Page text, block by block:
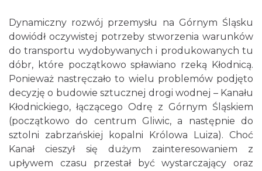
Dynamiczny rozwój przemysłu na Górnym Śląsku
dowiódł oczywistej potrzeby stworzenia warunków
do transportu wydobywanych i produkowanych tu
dóbr, które początkowo spławiano rzeką Kłodnicą.
Ponieważ nastręczało to wielu problemów podjęto
decyzję o budowie sztucznej drogi wodnej – Kanału
Kłodnickiego, łączącego Odrę z Górnym Śląskiem
(początkowo do centrum Gliwic, a następnie do
sztolni zabrzańskiej kopalni Królowa Luiza). Choć
Kanał cieszył się dużym zainteresowaniem z
upływem czasu przestał być wystarczający oraz